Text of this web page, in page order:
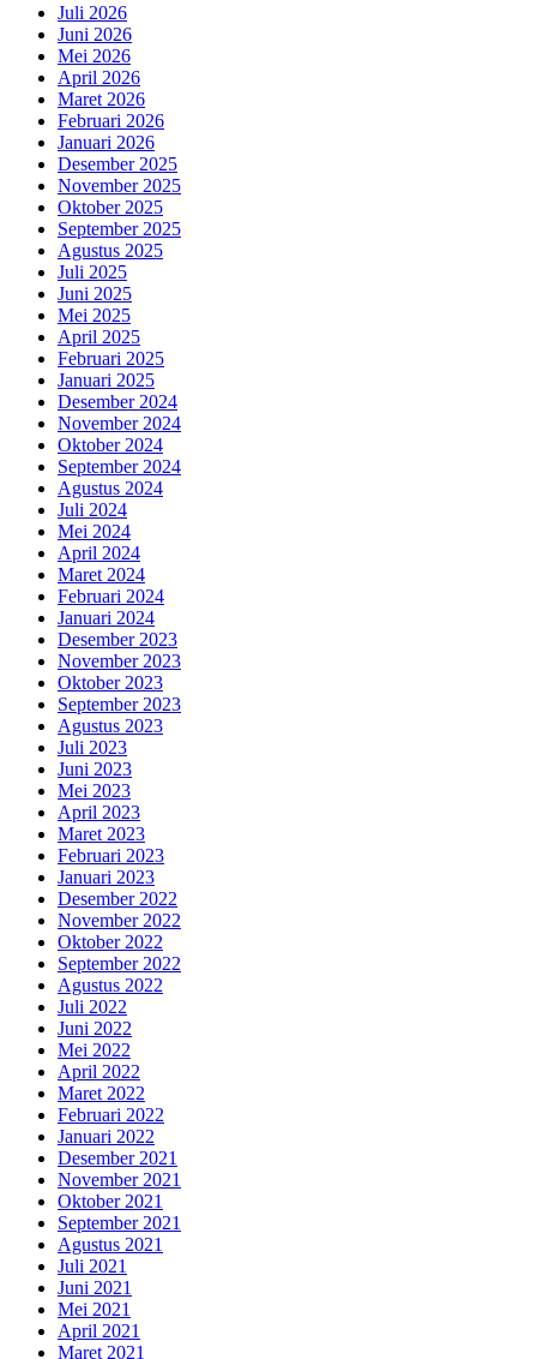
Juli 2026
Juni 2026
Mei 2026
April 2026
Maret 2026
Februari 2026
Januari 2026
Desember 2025
November 2025
Oktober 2025
September 2025
Agustus 2025
Juli 2025
Juni 2025
Mei 2025
April 2025
Februari 2025
Januari 2025
Desember 2024
November 2024
Oktober 2024
September 2024
Agustus 2024
Juli 2024
Mei 2024
April 2024
Maret 2024
Februari 2024
Januari 2024
Desember 2023
November 2023
Oktober 2023
September 2023
Agustus 2023
Juli 2023
Juni 2023
Mei 2023
April 2023
Maret 2023
Februari 2023
Januari 2023
Desember 2022
November 2022
Oktober 2022
September 2022
Agustus 2022
Juli 2022
Juni 2022
Mei 2022
April 2022
Maret 2022
Februari 2022
Januari 2022
Desember 2021
November 2021
Oktober 2021
September 2021
Agustus 2021
Juli 2021
Juni 2021
Mei 2021
April 2021
Maret 2021